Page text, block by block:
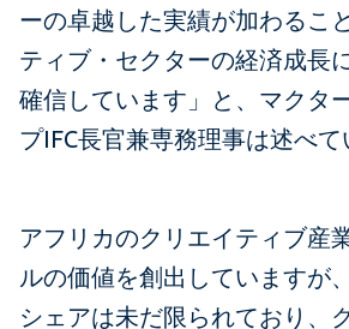
ーの卓越した実績が加わるこ
ティブ・セクターの経済成長
確信しています」と、マクタ
プIFC長官兼専務理事は述べて
アフリカのクリエイティブ産
ルの価値を創出していますが
シェアは未だ限られており、